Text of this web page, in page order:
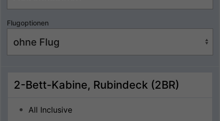
Flugoptionen
2-Bett-Kabine, Rubindeck (2BR)
All Inclusive